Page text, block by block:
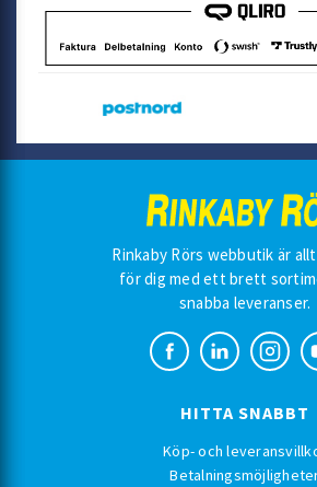
Rinkaby Rörs webbutik är
för dig med ett brett
snabba leveranser.
HITTA SNABBT
Köp- och